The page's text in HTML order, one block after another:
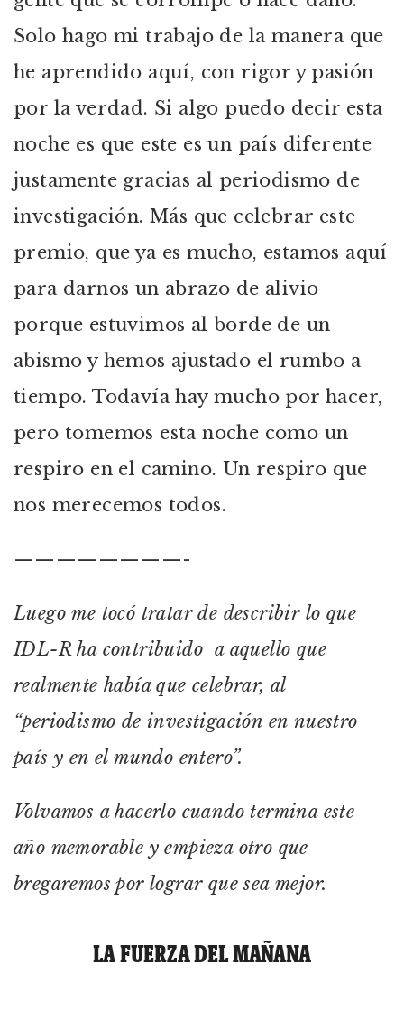
Solo hago mi trabajo de la manera que
he aprendido aquí, con rigor y pasión
por la verdad. Si algo puedo decir esta
noche es que este es un país diferente
justamente gracias al periodismo de
investigación. Más que celebrar este
premio, que ya es mucho, estamos aquí
para darnos un abrazo de alivio
porque estuvimos al borde de un
abismo y hemos ajustado el rumbo a
tiempo. Todavía hay mucho por hacer,
pero tomemos esta noche como un
respiro en el camino. Un respiro que
nos merecemos todos.
————————-
Luego me tocó tratar de describir lo que
IDL-R ha contribuido a aquello que
realmente había que celebrar, al
“periodismo de investigación en nuestro
país y en el mundo entero”.
Volvamos a hacerlo cuando termina este
año memorable y empieza otro que
bregaremos por lograr que sea mejor.
LA FUERZA DEL MAÑANA